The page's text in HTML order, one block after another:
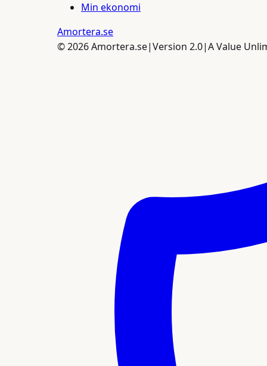
Min ekonomi
Amortera.se
©2026Amortera.se|Version 2.0|A Value